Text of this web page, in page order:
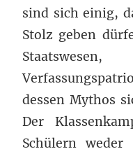
sind sich einig,
Stolz geben
dessen Mythos
Der
Schülern